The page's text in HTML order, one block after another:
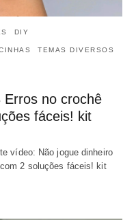
DIY
TEMAS DIVERSOS
Erros no crochê
fáceis! kit
vídeo: Não jogue dinheiro
2 soluções fáceis! kit